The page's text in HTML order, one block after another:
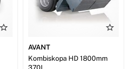
AVANT
Kombiskopa HD 1800mm